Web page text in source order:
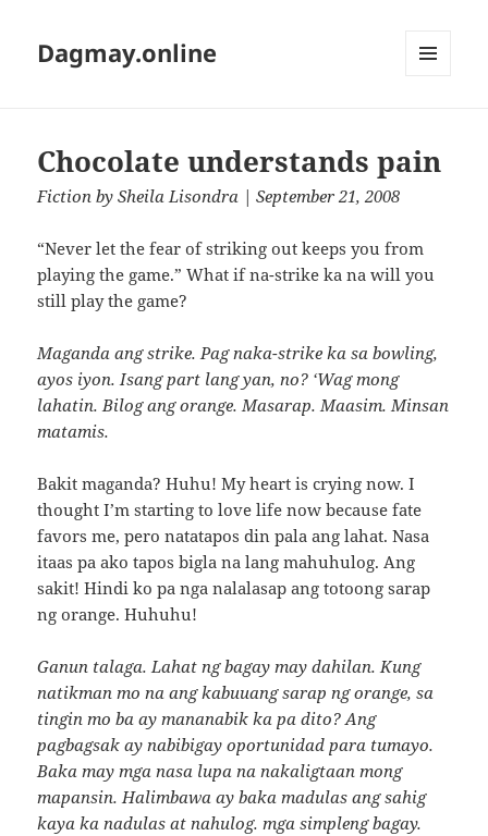
Dagmay.online
Chocolate understands pain
Fiction bySheila Lisondra | September 21, 2008
“Never let the fear of striking out keeps you from
playing the game.” What if na-strike ka na will you
still play the game?
Maganda ang strike. Pag naka-strike ka sa bowling,
ayos iyon. Isang part lang yan, no? ‘Wag mong
lahatin. Bilog ang orange. Masarap. Maasim. Minsan
matamis.
Bakit maganda? Huhu! My heart is crying now. I
thought I’m starting to love life now because fate
favors me, pero natatapos din pala ang lahat. Nasa
itaas pa ako tapos bigla na lang mahuhulog. Ang
sakit! Hindi ko pa nga nalalasap ang totoong sarap
ng orange. Huhuhu!
Ganun talaga. Lahat ng bagay may dahilan. Kung
natikman mo na ang kabuuang sarap ng orange, sa
tingin mo ba ay mananabik ka pa dito? Ang
pagbagsak ay nabibigay oportunidad para tumayo.
Baka may mga nasa lupa na nakaligtaan mong
mapansin. Halimbawa ay baka madulas ang sahig
kaya ka nadulas at nahulog. mga simpleng bagay.